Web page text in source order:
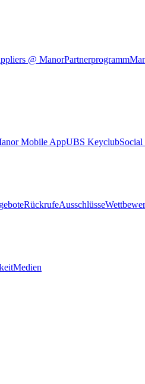
@ ManorPartnerprogramm
Mobile AppUBS Keyclub
RückrufeAusschlüsse
Medien